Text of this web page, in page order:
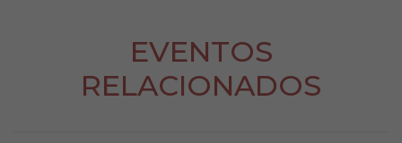
EVENTOS
RELACIONADOS